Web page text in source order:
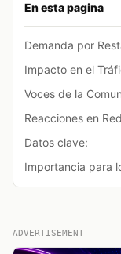
En esta pagina
Demanda por
Impacto en el
Voces de la
Reacciones en
Datos clave:
Importancia para
ADVERTISEMENT